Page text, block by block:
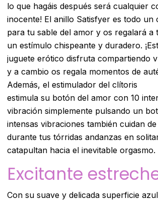
lo que hagáis después será cualquier
inocente! El anillo Satisfyer es todo un
para tu sable del amor y os regalará a
un estímulo chispeante y duradero.
juguete erótico disfruta compartiendo
y a cambio os regala momentos de
Además, el estimulador del clítoris
estimula su botón del amor con 10
vibración simplemente pulsando un
intensas vibraciones también cuidan
durante tus tórridas andanzas en
catapultan hacia el inevitable orgasmo.
Excitante
Con su suave y delicada superficie